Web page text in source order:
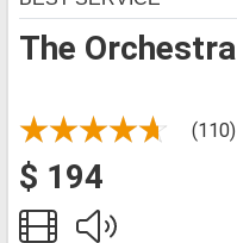
The Orchestra
(110)
$ 194